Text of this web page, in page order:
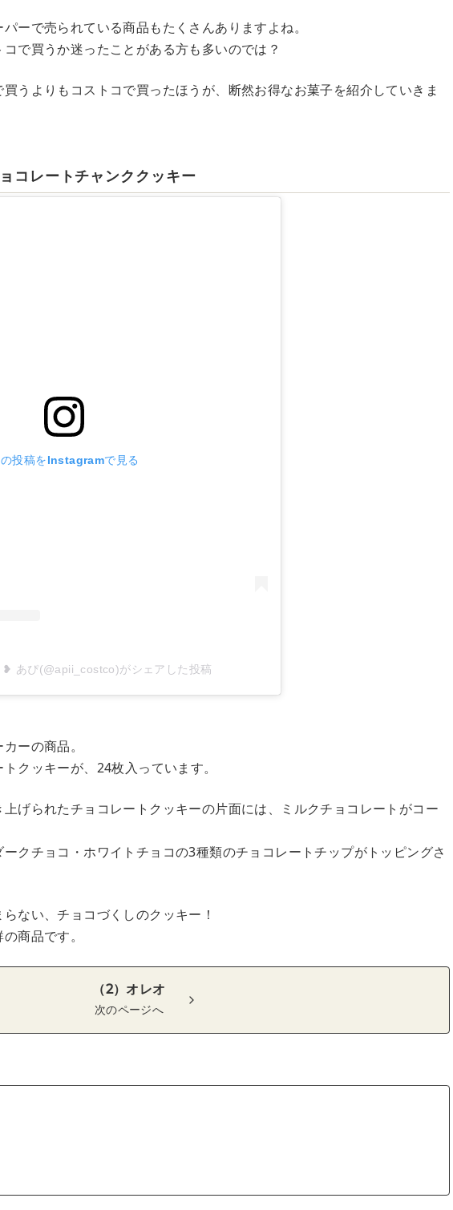
ーで売られている商品もたくさんありますよね。
で買うか迷ったことがある方も多いのでは？
うよりもコストコで買ったほうが、断然お得なお菓子を紹介していきま
コレートチャンククッキー
の投稿をInstagramで見る
❥ あぴ(@apii_costco)がシェアした投稿
ーの商品。
クッキーが、24枚入っています。
げられたチョコレートクッキーの片面には、ミルクチョコレートがコー
クチョコ・ホワイトチョコの3種類のチョコレートチップがトッピングさ
ない、チョコづくしのクッキー！
商品です。
（2）オレオ
次のページへ